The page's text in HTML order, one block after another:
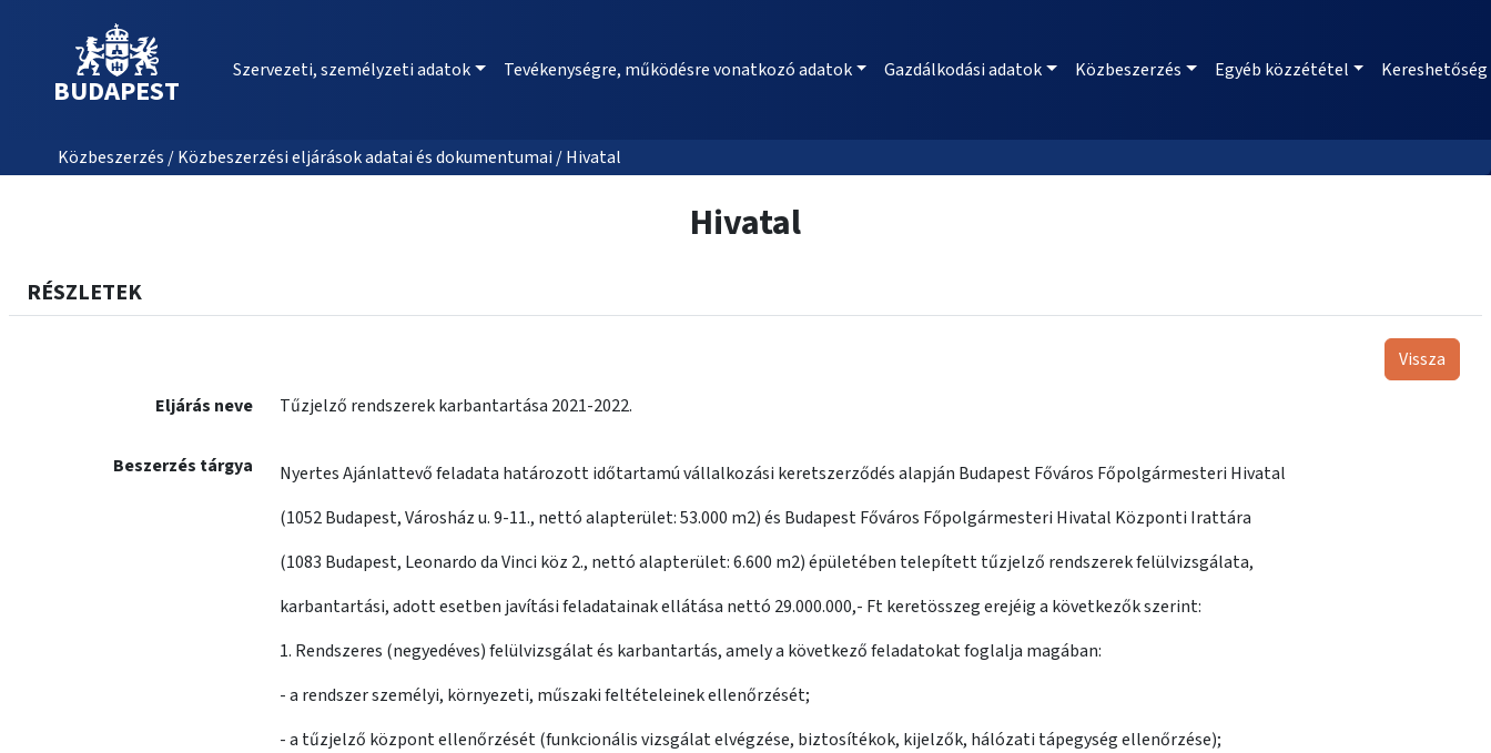
BUDAPEST
Szervezeti, személyzeti adatok Tevékenységre, működésre vonatkozó adatok Gazdálkodási adatok Közbeszerzés Egyéb közzététel Kereshetőség
Közbeszerzés / Közbeszerzési eljárások adatai és dokumentumai / Hivatal
Hivatal
RÉSZLETEK
Vissza
Eljárás neve
Tűzjelző rendszerek karbantartása 2021-2022.
Beszerzés tárgya
Nyertes Ajánlattevő feladata határozott időtartamú vállalkozási keretszerződés alapján Budapest Főváros Főpolgármesteri Hivatal
(1052 Budapest, Városház u. 9-11., nettó alapterület: 53.000 m2) és Budapest Főváros Főpolgármesteri Hivatal Központi Irattára
(1083 Budapest, Leonardo da Vinci köz 2., nettó alapterület: 6.600 m2) épületében telepített tűzjelző rendszerek felülvizsgálata,
karbantartási, adott esetben javítási feladatainak ellátása nettó 29.000.000,- Ft keretösszeg erejéig a következők szerint:
1. Rendszeres (negyedéves) felülvizsgálat és karbantartás, amely a következő feladatokat foglalja magában:
- a rendszer személyi, környezeti, műszaki feltételeinek ellenőrzését;
- a tűzjelző központ ellenőrzését (funkcionális vizsgálat elvégzése, biztosítékok, kijelzők, hálózati tápegység ellenőrzése);